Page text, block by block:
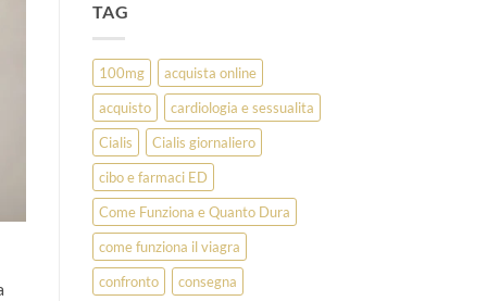
TAG
100mg
acquista online
acquisto
cardiologia e sessualita
Cialis
Cialis giornaliero
cibo e farmaci ED
Come Funziona e Quanto Dura
come funziona il viagra
confronto
consegna